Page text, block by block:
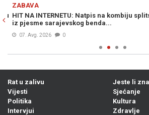
ZABAVA
HIT NA INTERNETU: Natpis na kombiju
iz pjesme sarajevskog benda...
07. Avg. 2026 0
Rat u zalivu
Vijesti
Politika
Intervjui
Jeste li
Sjećanje
Kultura
Zdravlje